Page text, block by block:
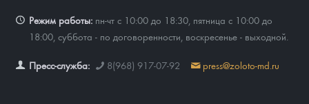
Книги по нумизматике
Режим работы: пн-чт с 10:00 до 18:30, пятница с 10:00 до
18:00, суббота - по договоренности, воскресенье - выходной.
Пресс-служба: 8(968) 917-07-92 press@zoloto-md.ru